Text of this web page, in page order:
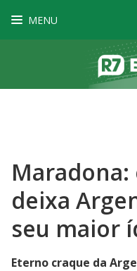
MENU
deixa
seu maior
Eterno craque da